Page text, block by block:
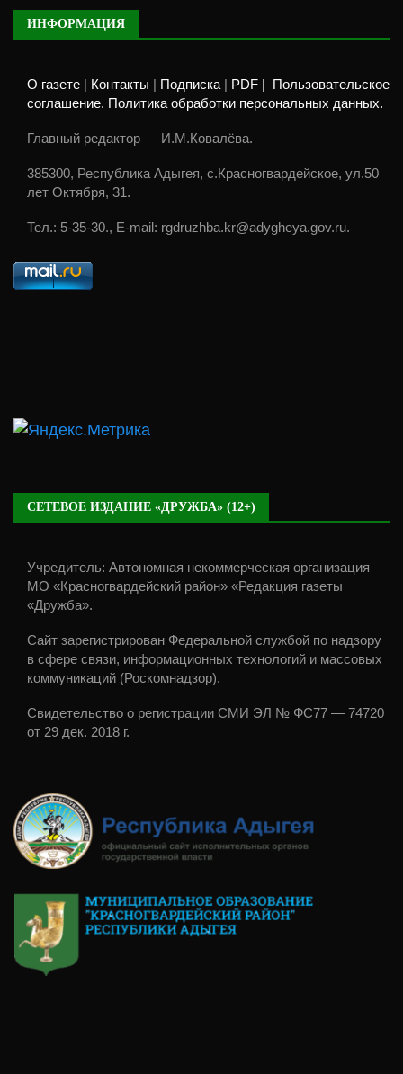
ИНФОРМАЦИЯ
О газете Контакты Подписка PDF |
Пользовательское
соглашение. Политика обработки персональных данных.
Главный редактор — И.М.Ковалёва.
385300, Республика Адыгея, с.Красногвардейское, ул.50
лет Октября, 31.
Тел.: 5-35-30., E-mail: rgdruzhba.kr@adygheya.gov.ru.
СЕТЕВОЕ ИЗДАНИЕ «ДРУЖБА» (12+)
Учредитель: Автономная некоммерческая организация
МО «Красногвардейский район» «Редакция газеты
«Дружба».
Сайт зарегистрирован Федеральной службой по надзору
в сфере связи, информационных технологий и массовых
коммуникаций (Роскомнадзор).
Свидетельство о регистрации СМИ ЭЛ № ФС77 — 74720
от 29 дек. 2018 г.